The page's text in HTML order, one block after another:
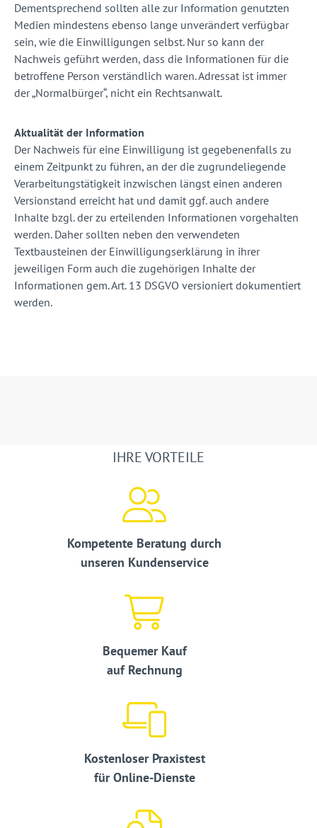
Dementsprechend sollten alle zur Information genutzten
Medien mindestens ebenso lange unverändert verfügbar
sein, wie die Einwilligungen selbst. Nur so kann der
Nachweis geführt werden, dass die Informationen für die
betroffene Person verständlich waren. Adressat ist immer
der „Normalbürger“, nicht ein Rechtsanwalt.
Aktualität der Information
Der Nachweis für eine Einwilligung ist gegebenenfalls zu
einem Zeitpunkt zu führen, an der die zugrundeliegende
Verarbeitungstätigkeit inzwischen längst einen anderen
Versionstand erreicht hat und damit ggf. auch andere
Inhalte bzgl. der zu erteilenden Informationen vorgehalten
werden. Daher sollten neben den verwendeten
Textbausteinen der Einwilligungserklärung in ihrer
jeweiligen Form auch die zugehörigen Inhalte der
Informationen gem. Art. 13 DSGVO versioniert dokumentiert
werden.
IHRE VORTEILE
Kompetente Beratung durch
unseren Kundenservice
Bequemer Kauf
auf Rechnung
Kostenloser Praxistest
für Online-Dienste